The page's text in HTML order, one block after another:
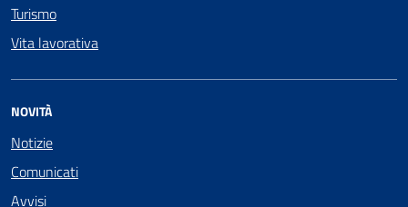
Turismo
Vita lavorativa
NOVITÀ
Notizie
Comunicati
Avvisi